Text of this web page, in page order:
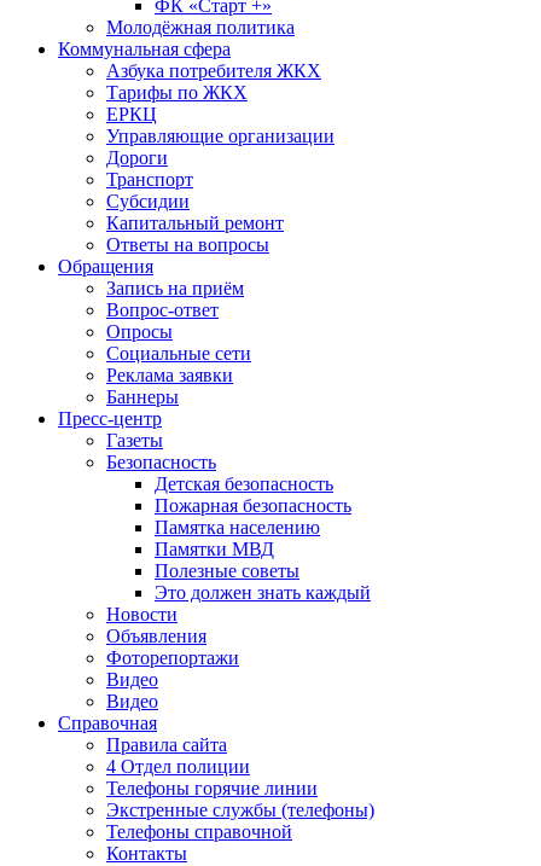
ФК «Старт +»
Молодёжная политика
Коммунальная сфера
Азбука потребителя ЖКХ
Тарифы по ЖКХ
ЕРКЦ
Управляющие организации
Дороги
Транспорт
Субсидии
Капитальный ремонт
Ответы на вопросы
Обращения
Запись на приём
Вопрос-ответ
Опросы
Социальные сети
Реклама заявки
Баннеры
Пресс-центр
Газеты
Безопасность
Детская безопасность
Пожарная безопасность
Памятка населению
Памятки МВД
Полезные советы
Это должен знать каждый
Новости
Объявления
Фоторепортажи
Видео
Видео
Справочная
Правила сайта
4 Отдел полиции
Телефоны горячие линии
Экстренные службы (телефоны)
Телефоны справочной
Контакты